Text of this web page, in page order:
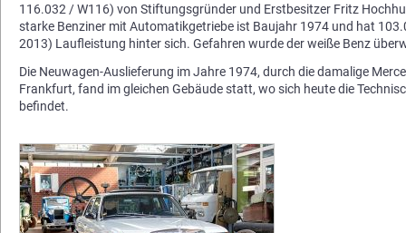
116.032 / W116) von Stiftungsgründer und Erstbesitzer Fritz
starke Benziner mit Automatikgetriebe ist Baujahr 1974 und hat
2013) Laufleistung hinter sich. Gefahren wurde der weiße Benz
Die Neuwagen-Auslieferung im Jahre 1974, durch die damalige
Frankfurt, fand im gleichen Gebäude statt, wo sich heute die
befindet.